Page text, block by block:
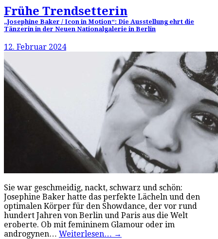
Frühe Trendsetterin
„Josephine Baker / Icon in Motion“: Die Ausstellung ehrt die
Tänzerin in der Neuen Nationalgalerie in Berlin
12. Februar 2024
Sie war geschmeidig, nackt, schwarz und schön:
Josephine Baker hatte das perfekte Lächeln und den
optimalen Körper für den Showdance, der vor rund
hundert Jahren von Berlin und Paris aus die Welt
eroberte. Ob mit femininem Glamour oder im
androgynen… Weiterlesen… →